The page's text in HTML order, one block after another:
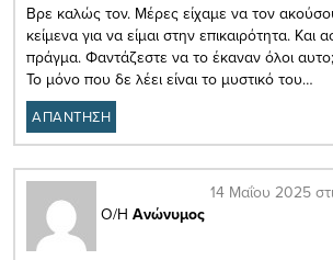
Βρε καλώς τον. Μέρες είχαμε να τον
κείμενα για να είμαι στην επικαιρότητα. Και
πράγμα. Φαντάζεστε να το έκαναν όλοι αυτο;
Το μόνο που δε λέει είναι το μυστικό του…
ΑΠΑΝΤΗΣΗ
Ο/Η Ανώνυμος
14 Μαΐου 2025